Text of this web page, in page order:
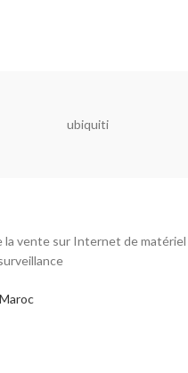
ubiquiti
la vente sur Internet de matériel